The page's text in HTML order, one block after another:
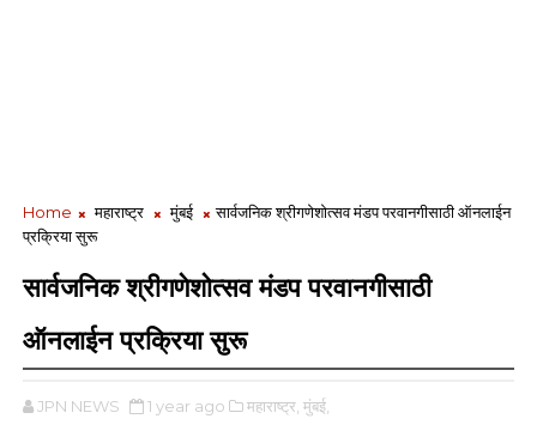
Home महाराष्ट्र मुंबई
सार्वजनिक श्रीगणेशोत्सव मंडप परवानगीसाठी ऑनलाईन
प्रक्रिया सुरू
सार्वजनिक श्रीगणेशोत्सव मंडप परवानगीसाठी
ऑनलाईन प्रक्रिया सुरू
JPN NEWS 1 year ago महाराष्ट्र, मुंबई,